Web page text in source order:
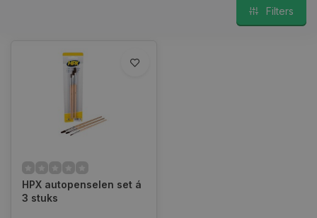
Filters
HPX autopenselen set á
3 stuks